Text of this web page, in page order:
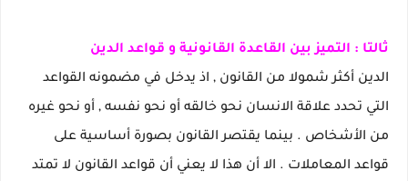
ثالتا : التميز بين القاعدة القانونية و قواعد الدين
الدين أكثر شمولا من القانون , اذ يدخل في مضمونه القواعد
التي تحدد علاقة الانسان نحو خالقه أو نحو نفسه , أو نحو غيره
من الأشخاص . بينما يقتصر القانون بصورة أساسية على
قواعد المعاملات . الا أن هذا لا يعني أن قواعد القانون لا تمتد